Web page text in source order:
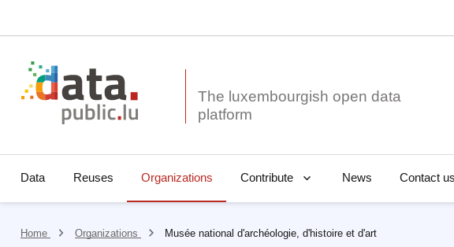
The luxembourgish open data
Data Reuses Organizations Contribute News Contact us
Home Organizations Musée national d'archéologie, d'histoire et d'art